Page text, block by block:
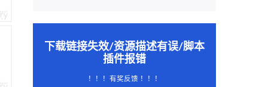
下载链接失效/资源描述有误/脚本
插件报错
！！！有奖反馈 ！！！